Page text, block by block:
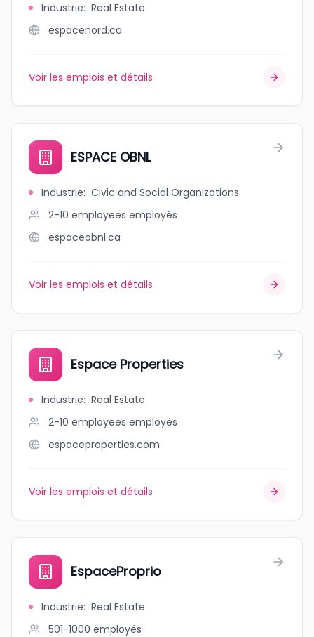
Industrie: Real Estate
espacenord.ca
Voir les emplois et détails
ESPACE OBNL
Industrie: Civic and Social Organizations
2-10 employees employés
espaceobnl.ca
Voir les emplois et détails
Espace Properties
Industrie: Real Estate
2-10 employees employés
espaceproperties.com
Voir les emplois et détails
EspaceProprio
Industrie: Real Estate
501-1000 employés